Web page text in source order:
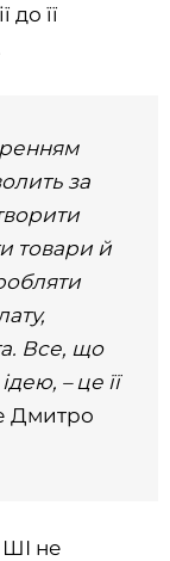
до її
за
товари й
Все, що
– це її
Дмитро
ШІ не